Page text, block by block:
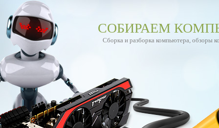
СОБИРАЕМ
Сборка и разборка компьютера, обзоры